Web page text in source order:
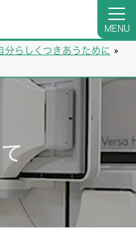
MENU
分らしくつきあうために »